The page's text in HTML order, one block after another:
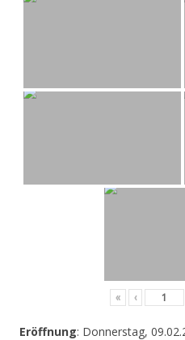
« ‹
Eröffnung: Donnerstag,